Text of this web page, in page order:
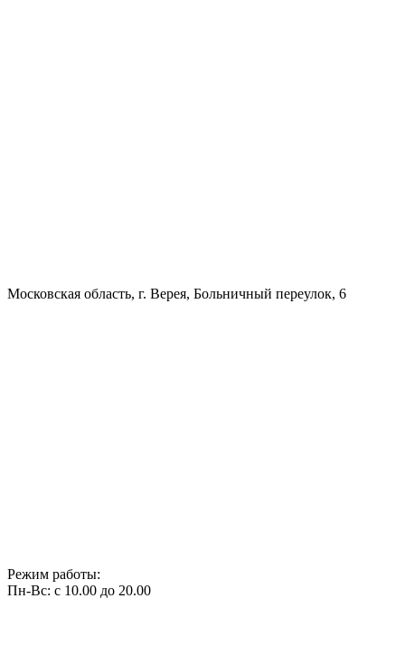
Московская область, г. Верея, Больничный переулок, 6
Режим работы:
Пн-Вс: с 10.00 до 20.00